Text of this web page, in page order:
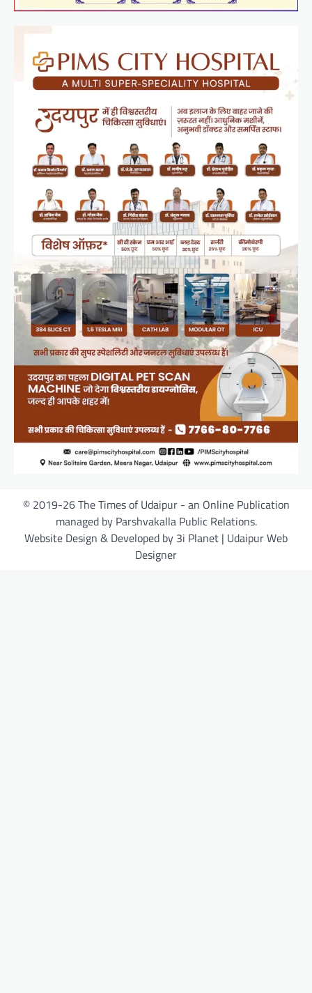
© 2019-26 The Times of Udaipur - an Online Publication
managed by Parshvakalla Public Relations.
Website Design & Developed by 3i Planet | Udaipur Web
Designer